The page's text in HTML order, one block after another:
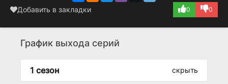
Добавить в закладки 0 0
График выхода серий
1 сезон скрыть